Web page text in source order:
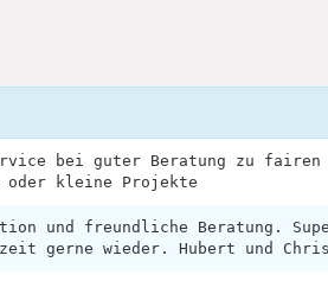
bei guter Beratung zu fairen
oder kleine Projekte
und freundliche Beratung.
gerne wieder. Hubert und